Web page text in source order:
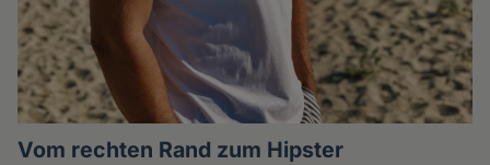
Vom rechten Rand zum Hipster